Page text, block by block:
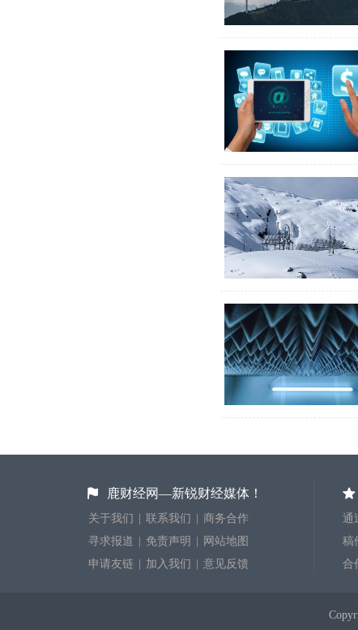
鹿财经网—新锐财经媒体！
关于我们 联系我们
商务合作
寻求报道
免责声明
网站地图
申请友链
加入我们 意见反馈
通
稿
合